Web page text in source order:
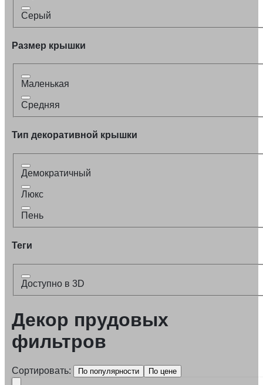
Серый
Размер крышки
Маленькая
Средняя
Тип декоративной крышки
Демократичный
Люкс
Пень
Теги
Доступно в 3D
Декор прудовых
фильтров
Сортировать: По популярности По цене